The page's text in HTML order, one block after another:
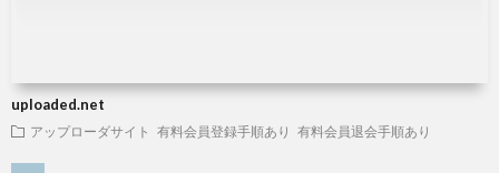
uploaded.net
アップローダサイト 有料会員登録手順あり 有料会員退会手順あり